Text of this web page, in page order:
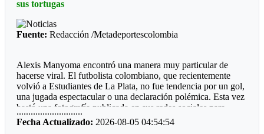
asistencia de público.
*Mesetas *
un campeonato de departamental, ya que hace presencia la
gran mayoría municipios do de hay boxeo.
Por qué será, que las entidades deporte, ya sean del orden
departamental o municipal le hacen "el feo" a eventos, que
valen la pena ver los recursos del Estado bien invertidos.
sus tortugas
Fuente: Redacción /Metadeportescolombia
Alexis Manyoma encontró una manera muy particular de
hacerse viral. El futbolista colombiano, que recientemente
volvió a Estudiantes de La Plata, no fue tendencia por un gol,
una jugada espectacular o una declaración polémica. Esta vez
bastó una fotografía publicada en sus redes sociales para
despertar la curiosidad de miles de personas: un refrigerador
completamente lleno de perfumes.
............................
Fecha Actualizado: 2026-08-05 04:54:54